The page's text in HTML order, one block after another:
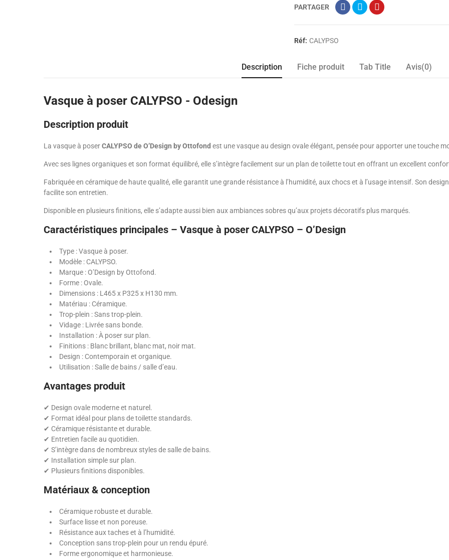
PARTAGER
Réf: CALYPSO
Description Fiche produit Tab Title Avis(0)
Vasque à poser CALYPSO - Odesign
Description produit
La vasque à poserCALYPSO de O’Design by Ottofond est une vasque au design ovale élégant, pensée pour apporter une touche
Avec ses lignes organiques et son format équilibré, elle s’intègre facilement sur un plan de toilette tout en offrant un excellent
Fabriquée en céramique de haute qualité, elle garantit une grande résistance à l’humidité, aux chocs et à l’usage intensif. Son
facilite son entretien.
Disponible en plusieurs finitions, elle s’adapte aussi bien aux ambiances sobres qu’aux projets décoratifs plus marqués.
Caractéristiques principales – Vasque à poser CALYPSO – O’Design
Type : Vasque à poser.
Modèle : CALYPSO.
Marque : O’Design by Ottofond.
Forme : Ovale.
Dimensions : L465 x P325 x H130 mm.
Matériau : Céramique.
Trop-plein : Sans trop-plein.
Vidage : Livrée sans bonde.
Installation : À poser sur plan.
Finitions : Blanc brillant, blanc mat, noir mat.
Design : Contemporain et organique.
Utilisation : Salle de bains / salle d’eau.
Avantages produit
✔ Design ovale moderne et naturel.
✔ Format idéal pour plans de toilette standards.
✔ Céramique résistante et durable.
✔ Entretien facile au quotidien.
✔ S’intègre dans de nombreux styles de salle de bains.
✔ Installation simple sur plan.
✔ Plusieurs finitions disponibles.
Matériaux & conception
Céramique robuste et durable.
Surface lisse et non poreuse.
Résistance aux taches et à l’humidité.
Conception sans trop-plein pour un rendu épuré.
Forme ergonomique et harmonieuse.